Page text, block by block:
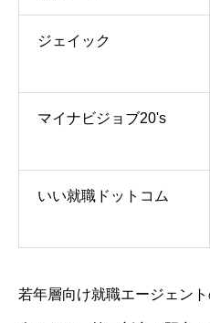
ジェイック
マイナビジョブ20's
いい就職ドットコム
若年層向け就職エージェン